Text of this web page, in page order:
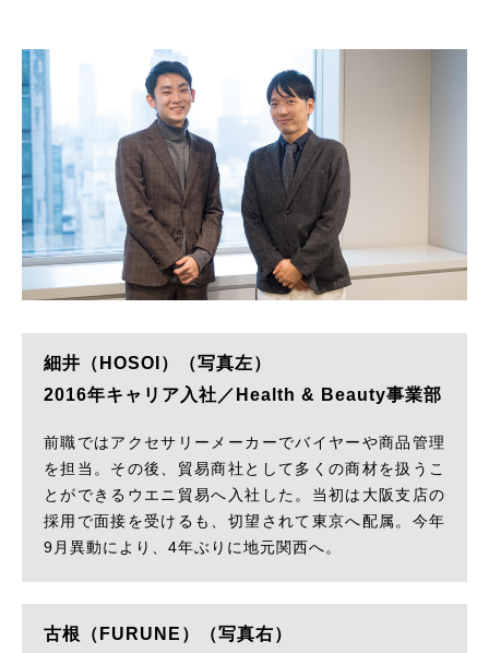
細井（HOSOI）（写真左）
2016年キャリア入社／Health & Beauty事業部
前職ではアクセサリーメーカーでバイヤーや商品管理
を担当。その後、貿易商社として多くの商材を扱うこ
とができるウエニ貿易へ入社した。当初は大阪支店の
採用で面接を受けるも、切望されて東京へ配属。今年
9月異動により、4年ぶりに地元関西へ。
古根（FURUNE）（写真右）